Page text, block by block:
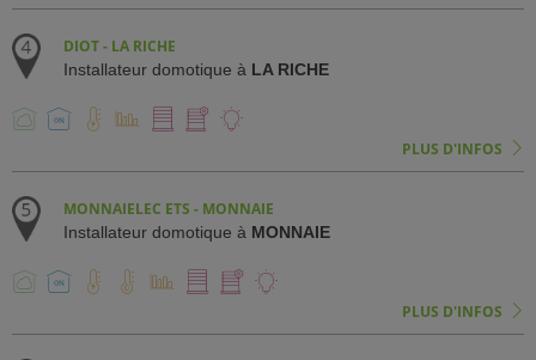
DIOT - LA RICHE
Installateur domotique à LA RICHE
PLUS D'INFOS
MONNAIELEC ETS - MONNAIE
Installateur domotique à MONNAIE
PLUS D'INFOS